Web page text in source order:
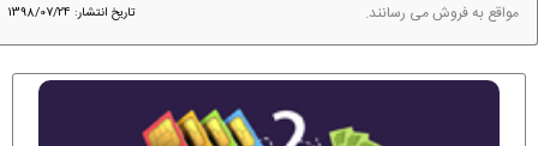
مواقع به فروش می رسانند.
تاریخ انتشار: 1398/07/24